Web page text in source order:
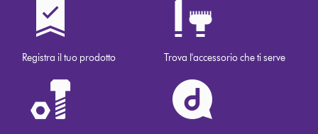
Registra il tuo prodotto Trova l'accessorio che ti serve